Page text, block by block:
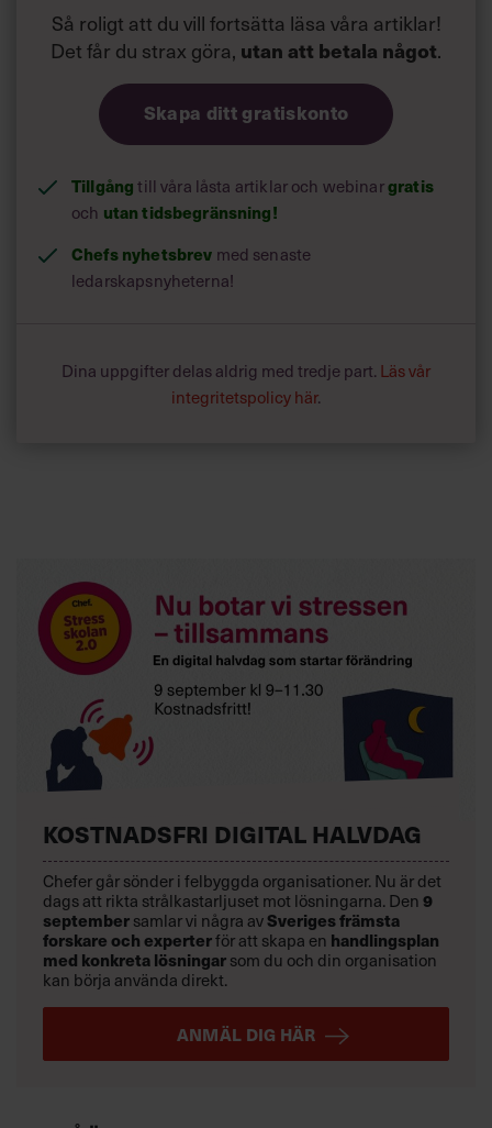
Så roligt att du vill fortsätta läsa våra artiklar!
Det får du strax göra, utan att betala något.
Skapa ditt gratiskonto
Tillgångtill våra låsta artiklar och webinargratis
och utan tidsbegränsning!
Chefs nyhetsbrev med senaste
ledarskapsnyheterna!
Dina uppgifter delas aldrig med tredje part. Läs vår
integritetspolicy här.
KOSTNADSFRI DIGITAL HALVDAG
Chefer går sönder i felbyggda organisationer. Nu är det
dags att rikta strålkastarljuset mot lösningarna. Den9
septembersamlar vi några avSveriges främsta
forskare och experterför att skapa en handlingsplan
med konkreta lösningarsom du och din organisation
kan börja använda direkt.
ANMÄL DIG HÄR